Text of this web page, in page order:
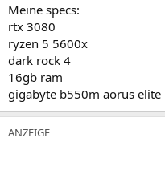
Meine specs:
rtx 3080
ryzen 5 5600x
dark rock 4
16gb ram
gigabyte b550m aorus elite